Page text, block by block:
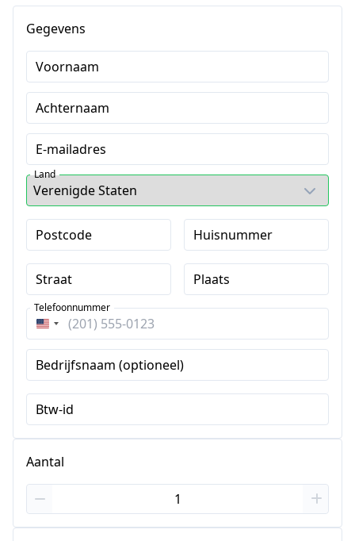
Gegevens
Voornaam
Achternaam
E-mailadres
Land
Postcode Huisnummer
Straat Plaats
Verenigde
Staten
+1
Telefoonnummer
Bedrijfsnaam (optioneel)
Btw-id
Aantal